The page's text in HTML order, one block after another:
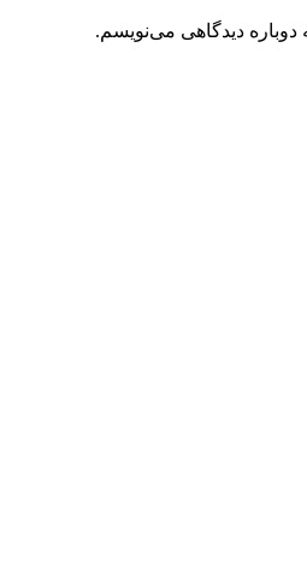
دوباره دیدگاهی می‌نویسم.